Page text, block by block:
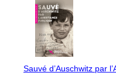
Sauvé d’Auschwitz par